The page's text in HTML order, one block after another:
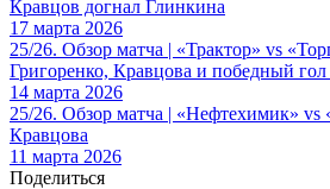
Кравцов догнал Глинкина
17 марта 2026
25/26. Обзор матча | «Трактор» vs
Григоренко, Кравцова и победный гол
14 марта 2026
25/26. Обзор матча | «Нефтехимик» vs
Кравцова
11 марта 2026
Поделиться